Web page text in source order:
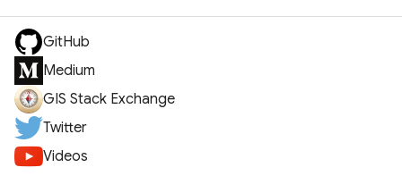
GitHub
Medium
GIS Stack Exchange
Twitter
Videos